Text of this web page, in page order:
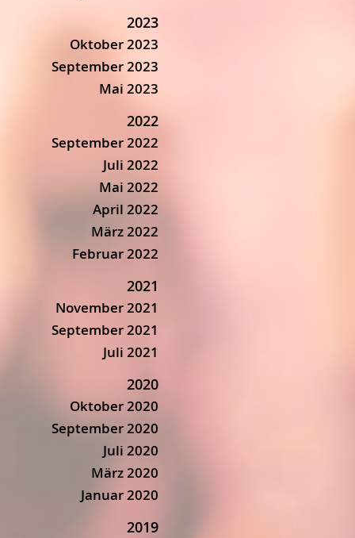
2023
Oktober 2023
September 2023
Mai 2023
2022
September 2022
Juli 2022
Mai 2022
April 2022
März 2022
Februar 2022
2021
November 2021
September 2021
Juli 2021
2020
Oktober 2020
September 2020
Juli 2020
März 2020
Januar 2020
2019